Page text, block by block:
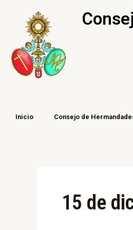
contenido
Inicio Consejo de
15 de